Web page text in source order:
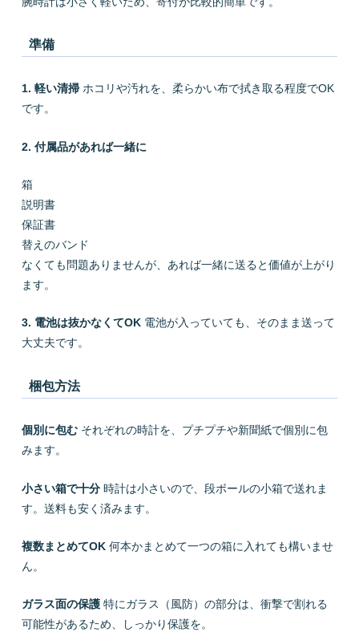
準備
1. 軽い清掃ホコリや汚れを、柔らかい布で拭き取る程度でOK
です。
2. 付属品があれば一緒に
箱
説明書
保証書
替えのバンド
なくても問題ありませんが、あれば一緒に送ると価値が上がり
ます。
3. 電池は抜かなくてOK電池が入っていても、そのまま送って
大丈夫です。
梱包方法
個別に包むそれぞれの時計を、プチプチや新聞紙で個別に包
みます。
小さい箱で十分時計は小さいので、段ボールの小箱で送れま
す。送料も安く済みます。
複数まとめてOK何本かまとめて一つの箱に入れても構いませ
ん。
ガラス面の保護特にガラス（風防）の部分は、衝撃で割れる
可能性があるため、しっかり保護を。